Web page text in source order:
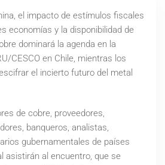
el impacto de estímulos fiscales
economías y la disponibilidad de
dominará la agenda en la
CESCO en Chile, mientras los
el incierto futuro del metal
de cobre, proveedores,
banqueros, analistas,
gubernamentales de países
asistirán al encuentro, que se